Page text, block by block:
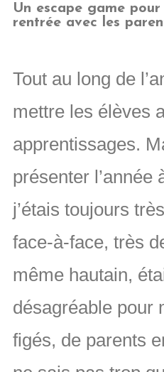
Un escape game
rentrée avec les
Tout au long de
mettre les élèves
apprentissages.
présenter l’année
j’étais toujours
face-à-face, très
même hautain,
désagréable pour
figés, de parents